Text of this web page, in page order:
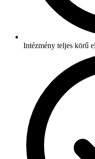
Intézmény teljes körű